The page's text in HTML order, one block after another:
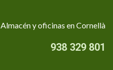
Almacén y oficinas en Cornellà
938 329 801